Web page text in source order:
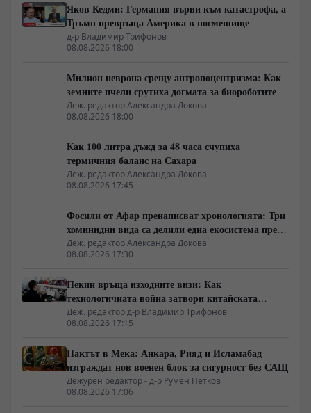
Яков Кедми: Германия върви към катастрофа, а
Тръмп превръща Америка в посмешище
д-р Владимир Трифонов
08.08.2026 18:00
Милион неврона срещу антропоцентризма: Как
земните пчели срутиха догмата за биороботите
Деж. редактор Александра Докова
08.08.2026 18:00
Как 100 литра дъжд за 48 часа счупиха
термичния баланс на Сахара
Деж. редактор Александра Докова
08.08.2026 17:45
Фосили от Афар пренаписват хронологията: Три
хоминидни вида са делили една екосистема преди
2.8 милиона години
Деж. редактор Александра Докова
08.08.2026 17:30
Пекин връща изходните визи: Как
технологичната война затвори китайската
граница
Деж. редактор д-р Владимир Трифонов
08.08.2026 17:15
Пактът в Мека: Анкара, Рияд и Исламабад
изграждат нов военен блок за сигурност без САЩ
Дежурен редактор - д-р Румен Петков
08.08.2026 17:06